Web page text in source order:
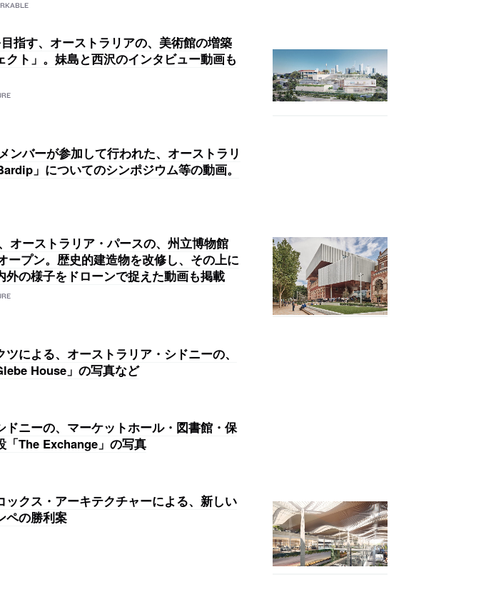
指す、オーストラリアの、美術館の増築
ト」。妹島と西沢のインタビュー動画も
ンバーが参加して行われた、オーストラリ
」についてのシンポジウム等の動画。
オーストラリア・パースの、州立博物館
ープン。歴史的建造物を改修し、その上に
の様子をドローンで捉えた動画も掲載
による、オーストラリア・シドニーの、
House」の写真など
ニーの、マーケットホール・図書館・保
「The Exchange」の写真
クス・アーキテクチャーによる、新しい
ペの勝利案